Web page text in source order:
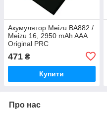
Акумулятор Meizu BA882 /
Meizu 16, 2950 mAh AAA
Original PRC
471 ₴
Купити
Про нас